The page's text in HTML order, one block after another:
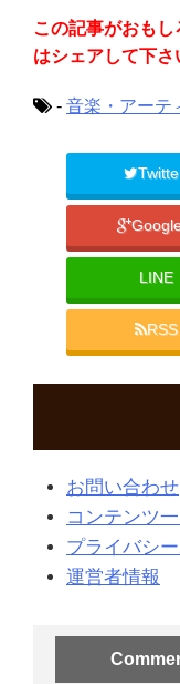
この記事がおも
はシェアして下さ
- 音楽・アーテ
LINE
RSS
お問い合わせ
コンテンツ
プライバシ
運営者情報